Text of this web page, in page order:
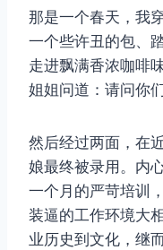
那是一个春天，我
一个些许丑的包、
走进飘满香浓咖啡
姐姐问道：请问你
然后经过两面，在
娘最终被录用。内
一个月的严苛培训
装逼的工作环境大
业历史到文化，继